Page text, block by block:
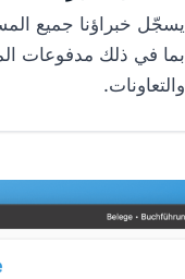
يسجّل خبراؤنا جميع
بما في ذلك مدفوعات
والتعاونات.